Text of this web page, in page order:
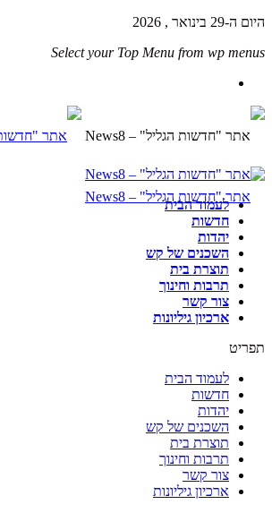
היום ה-29 בינואר , 2026
Select your Top Menu from wp menus
לעמוד הבית
חדשות
יהדות
השכנים של קש
תוצרת בית
תרבות וחינוך
צור קשר
ארכיון גיליונות
תפריט
לעמוד הבית
חדשות
יהדות
השכנים של קש
תוצרת בית
תרבות וחינוך
צור קשר
ארכיון גיליונות